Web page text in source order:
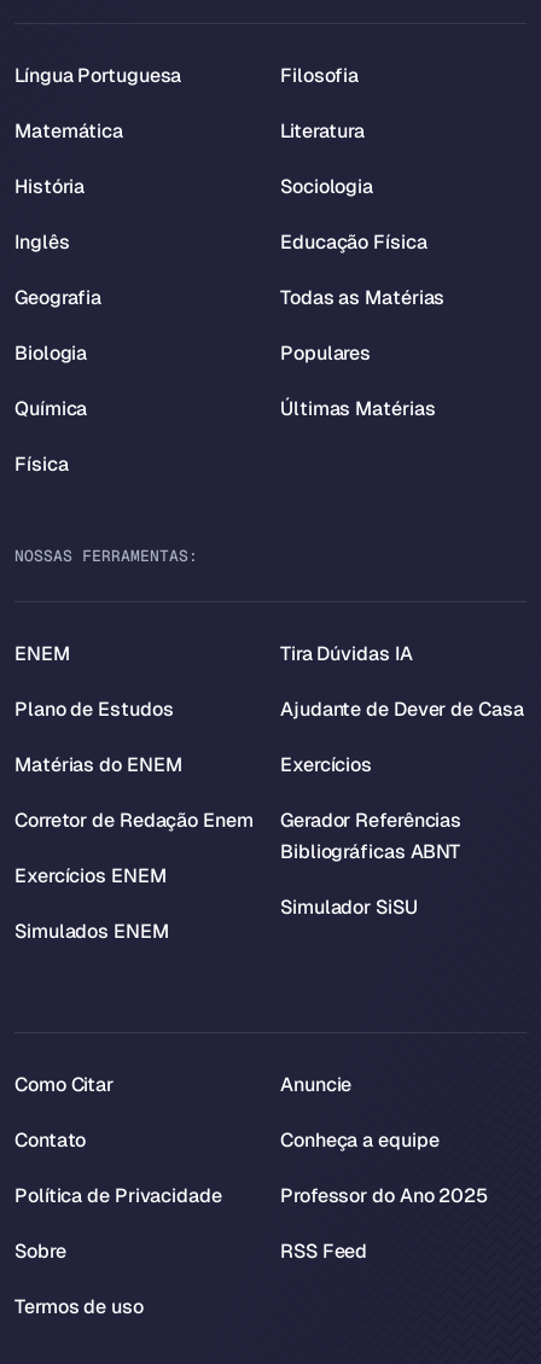
Língua Portuguesa
Matemática
História
Inglês
Geografia
Biologia
Química
Física
Filosofia
Literatura
Sociologia
Educação Física
Todas as Matérias
Populares
Últimas Matérias
NOSSAS FERRAMENTAS:
ENEM
Plano de Estudos
Matérias do ENEM
Corretor de Redação Enem
Exercícios ENEM
Simulados ENEM
Tira Dúvidas IA
Ajudante de Dever de Casa
Exercícios
Gerador Referências
Bibliográficas ABNT
Simulador SiSU
Como Citar
Contato
Política de Privacidade
Sobre
Termos de uso
Anuncie
Conheça a equipe
Professor do Ano 2025
RSS Feed